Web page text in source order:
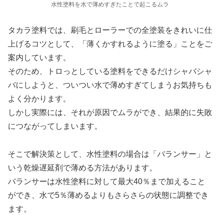
水性塗料を水で薄めすぎたことで起こるムラ
タカラ塗料では、刷毛とローラーでの全塗装をきれいに仕
上げるコツとして、「薄くかすれるように塗る」ことをご
案内しています。
そのため、トロっとしている塗料をできるだけシャバシャ
バにしようと、ついつい水で薄めすぎてしまうお気持ちも
よく分かります。
しかし実際には、それが原因でムラができ、結果的に失敗
につながってしまいます。
そこで解決策として、水性塗料の場合は「バランサー」と
いう乾燥遅延剤で薄める方法があります。
バランサーは水性塗料に対して最大40％まで加えること
ができ、水で5％薄めるよりもさらさらの状態に調整でき
ます。